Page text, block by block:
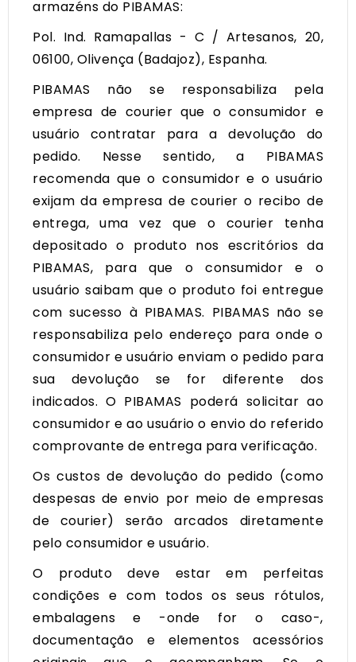
armazéns do PIBAMAS:
Pol. Ind. Ramapallas - C / Artesanos, 20,
06100, Olivença (Badajoz), Espanha.
PIBAMAS não se responsabiliza pela
empresa de courier que o consumidor e
usuário contratar para a devolução do
pedido. Nesse sentido, a PIBAMAS
recomenda que o consumidor e o usuário
exijam da empresa de courier o recibo de
entrega, uma vez que o courier tenha
depositado o produto nos escritórios da
PIBAMAS, para que o consumidor e o
usuário saibam que o produto foi entregue
com sucesso à PIBAMAS. PIBAMAS não se
responsabiliza pelo endereço para onde o
consumidor e usuário enviam o pedido para
sua devolução se for diferente dos
indicados. O PIBAMAS poderá solicitar ao
consumidor e ao usuário o envio do referido
comprovante de entrega para verificação.
Os custos de devolução do pedido (como
despesas de envio por meio de empresas
de courier) serão arcados diretamente
pelo consumidor e usuário.
O produto deve estar em perfeitas
condições e com todos os seus rótulos,
embalagens e -onde for o caso-,
documentação e elementos acessórios